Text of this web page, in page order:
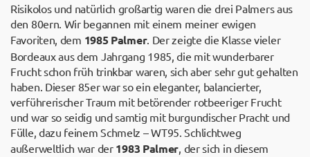
Risikolos und natürlich großartig waren die drei Palmers aus
den 80ern. Wir begannen mit einem meiner ewigen
Favoriten, dem 1985 Palmer. Der zeigte die Klasse vieler
Bordeaux aus dem Jahrgang 1985, die mit wunderbarer
Frucht schon früh trinkbar waren, sich aber sehr gut gehalten
haben. Dieser 85er war so ein eleganter, balancierter,
verführerischer Traum mit betörender rotbeeriger Frucht
und war so seidig und samtig mit burgundischer Pracht und
Fülle, dazu feinem Schmelz – WT95. Schlichtweg
außerweltlich war der 1983 Palmer, der sich in diesem